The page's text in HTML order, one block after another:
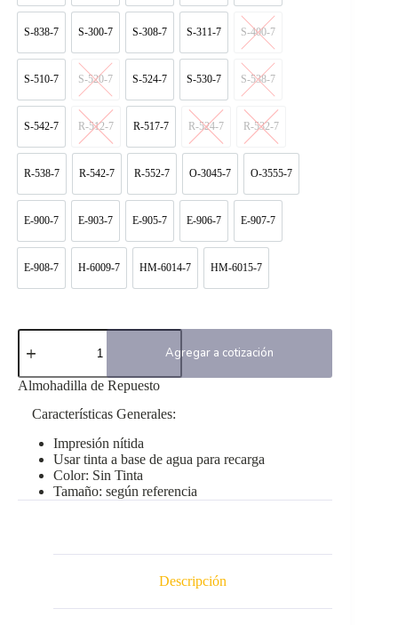
S-838-7S-838-7S-300-7S-300-7S-308-7S-308-7S-311-7S-311-7S-400-7S-400-7
S-510-7S-510-7S-520-7S-520-7S-524-7S-524-7S-530-7S-530-7S-538-7S-538-7
S-542-7S-542-7R-512-7R-512-7R-517-7R-517-7R-524-7R-524-7R-532-7R-532-7
R-538-7R-538-7R-542-7R-542-7R-552-7R-552-7O-3045-7O-3045-7O-3555-7O-3555-7
E-900-7E-900-7E-903-7E-903-7E-905-7E-905-7E-906-7E-906-7E-907-7E-907-7
E-908-7E-908-7H-6009-7H-6009-7HM-6014-7HM-6014-7HM-6015-7HM-6015-7
Repuesto
Sellos
Sin
cantidad
Agregar a cotización
Almohadilla de Repuesto
Características Generales:
Impresión nítida
Usar tinta a base de agua para recarga
Color: Sin Tinta
Tamaño: según referencia
Descripción